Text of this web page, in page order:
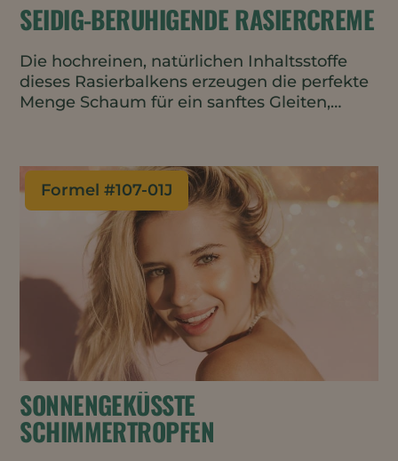
SEIDIG-BERUHIGENDE RASIERCREME
Die hochreinen, natürlichen Inhaltsstoffe
dieses Rasierbalkens erzeugen die perfekte
Menge Schaum für ein sanftes Gleiten,
Hautbarriere und pflegt die Haut, sodass er
sowohl für das Gesicht als auch für den
Körper verwendet werden kann. Das
wasserschonende, reisefreundliche
Barrenformat erfordert nur eine minimale
Verpackung.
Formel #107-01J
SONNENGEKÜSSTE
SCHIMMERTROPFEN